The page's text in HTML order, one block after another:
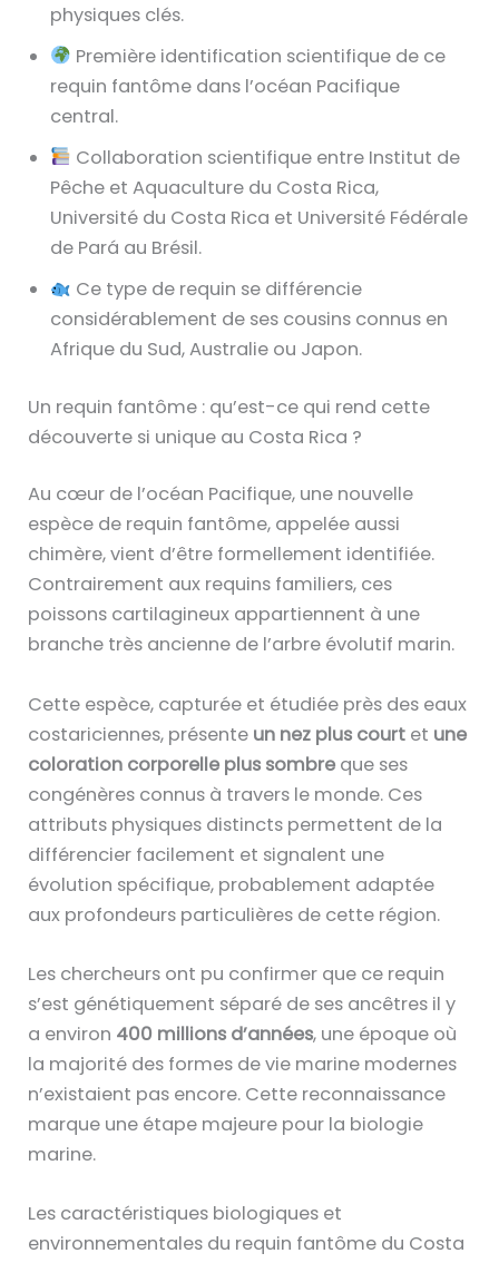
physiques clés.
Première identification scientifique de ce
requin fantôme dans l’océan Pacifique
central.
Collaboration scientifique entre Institut de
Pêche et Aquaculture du Costa Rica,
Université du Costa Rica et Université Fédérale
de Pará au Brésil.
Ce type de requin se différencie
considérablement de ses cousins connus en
Afrique du Sud, Australie ou Japon.
Un requin fantôme : qu’est-ce qui rend cette
découverte si unique au Costa Rica ?
Au cœur de l’océan Pacifique, une nouvelle
espèce de requin fantôme, appelée aussi
chimère, vient d’être formellement identifiée.
Contrairement aux requins familiers, ces
poissons cartilagineux appartiennent à une
branche très ancienne de l’arbre évolutif marin.
Cette espèce, capturée et étudiée près des eaux
costariciennes, présente un nez plus court et une
coloration corporelle plus sombre que ses
congénères connus à travers le monde. Ces
attributs physiques distincts permettent de la
différencier facilement et signalent une
évolution spécifique, probablement adaptée
aux profondeurs particulières de cette région.
Les chercheurs ont pu confirmer que ce requin
s’est génétiquement séparé de ses ancêtres il y
a environ 400 millions d’années, une époque où
la majorité des formes de vie marine modernes
n’existaient pas encore. Cette reconnaissance
marque une étape majeure pour la biologie
marine.
Les caractéristiques biologiques et
environnementales du requin fantôme du Costa